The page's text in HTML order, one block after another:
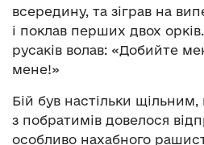
всередину, та зіграв на
і поклав перших двох
русаків волав: «Добийте
мене!»
Бій був настільки
з побратимів довелося
особливо нахабного